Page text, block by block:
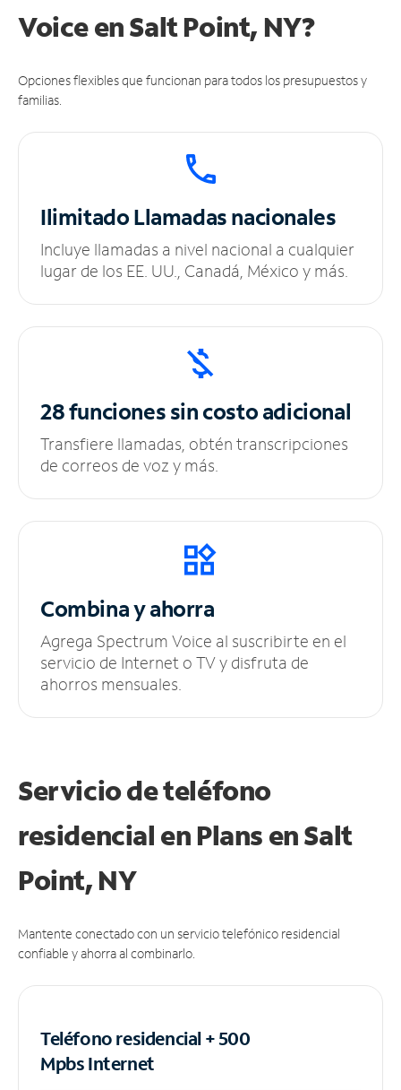
Voice en Salt Point, NY?
Opciones flexibles que funcionan para todos los presupuestos y
familias.
IlimitadoLlamadas nacionales
Incluye llamadas a nivel nacional a cualquier
lugar de los EE. UU., Canadá, México y más.
28 funciones sincosto adicional
Transfiere llamadas, obtén transcripciones
de correos de voz y más.
Combina y ahorra
Agrega Spectrum Voice al suscribirte en el
servicio de Internet o TV y disfruta de
ahorros mensuales.
Servicio de teléfono
residencial en Plans en Salt
Point, NY
Mantente conectado con un servicio telefónico residencial
confiable y ahorra al combinarlo.
Teléfono residencial + 500
MpbsInternet